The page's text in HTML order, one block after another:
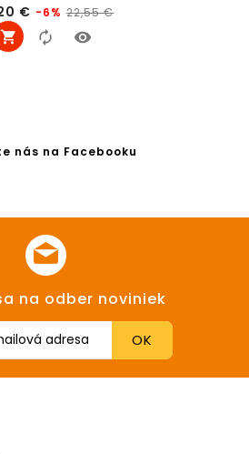
€ Bežná
cena
-6% 22,55 €Cena
nás na Facebooku
na odber noviniek